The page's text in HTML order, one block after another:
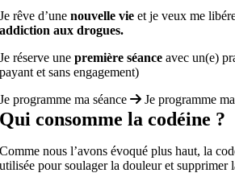
Je rêve d’unenouvelle vie et je veux me
addiction aux drogues.
Je réserve unepremière séance avec un(e)
payant et sans engagement)
Je programme ma séance
Je programme
Qui consomme la codéine ?
Comme nous l’avons évoqué plus haut, la
utilisée pour soulager la douleur et supprimer